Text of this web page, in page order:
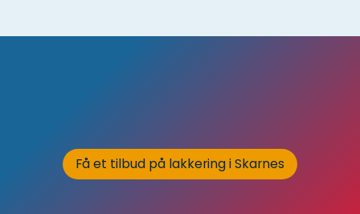
Få et tilbud på lakkering i Skarnes